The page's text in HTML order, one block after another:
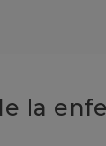
la